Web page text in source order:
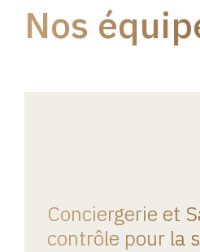
Nos
Conciergerie et
contrôle pour la